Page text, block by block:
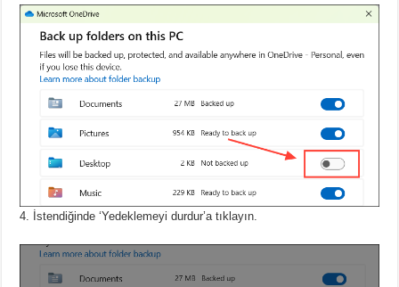
İstendiğinde ‘Yedeklemeyi durdur’a tıklayın.